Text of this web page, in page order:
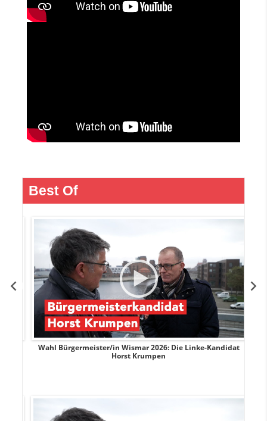
Best Of
Wahl Bürgermeister/in Wismar 2026: Die Linke-Kandidat
Horst Krumpen